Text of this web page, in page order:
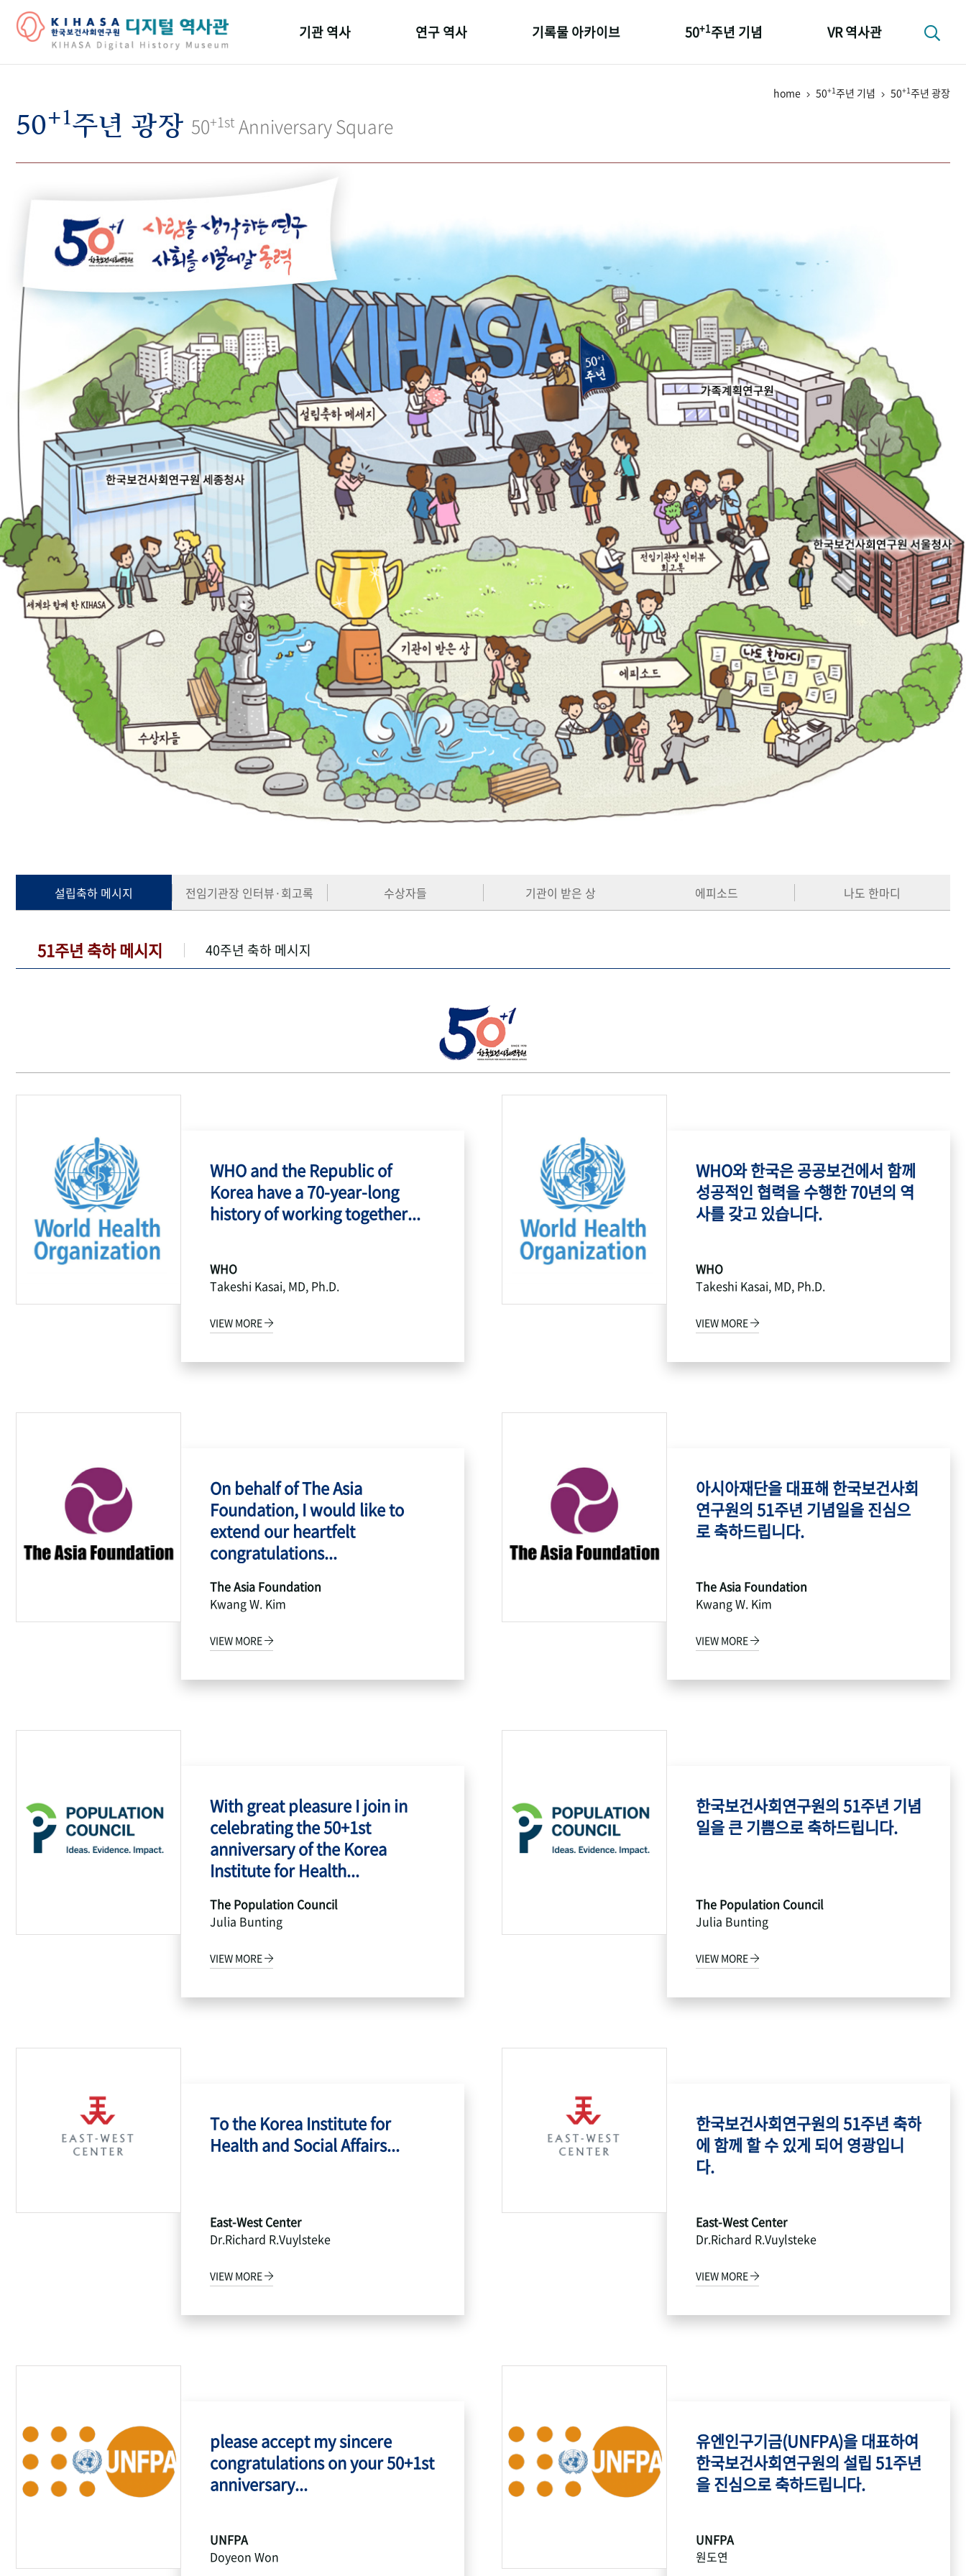
기관 역사
역대 기관장
연구 역사 기록물 아카이브 50+1주년 기념 VR 역사관
home 50+1주년 기념 50+1주년 광장
50+1주년 광장 50+1st Anniversary Square
설립축하 메시지 전임기관장 인터뷰·회고록 수상자들 기관이 받은 상 에피소드 나도 한마디
51주년 축하 메시지 40주년 축하 메시지
WHO and the Republic of
Korea have a 70-year-long
history of working together...
WHO
Takeshi Kasai, MD, Ph.D.
VIEW MORE
WHO와 한국은 공공보건에서 함께
성공적인 협력을 수행한 70년의 역
사를 갖고 있습니다.
WHO
Takeshi Kasai, MD, Ph.D.
VIEW MORE
On behalf of The Asia
Foundation, I would like to
extend our heartfelt
congratulations...
The Asia Foundation
Kwang W. Kim
VIEW MORE
아시아재단을 대표해 한국보건사회
연구원의 51주년 기념일을 진심으
로 축하드립니다.
The Asia Foundation
Kwang W. Kim
VIEW MORE
With great pleasure I join in
celebrating the 50+1st
anniversary of the Korea
Institute for Health...
The Population Council
Julia Bunting
VIEW MORE
한국보건사회연구원의 51주년 기념
일을 큰 기쁨으로 축하드립니다.
The Population Council
Julia Bunting
VIEW MORE
To the Korea Institute for
Health and Social Affairs...
East-West Center
Dr.Richard R.Vuylsteke
VIEW MORE
한국보건사회연구원의 51주년 축하
에 함께 할 수 있게 되어 영광입니
다.
East-West Center
Dr.Richard R.Vuylsteke
VIEW MORE
please accept my sincere
congratulations on your 50+1st
anniversary...
UNFPA
Doyeon Won
유엔인구기금(UNFPA)을 대표하여
한국보건사회연구원의 설립 51주년
을 진심으로 축하드립니다.
UNFPA
원도연